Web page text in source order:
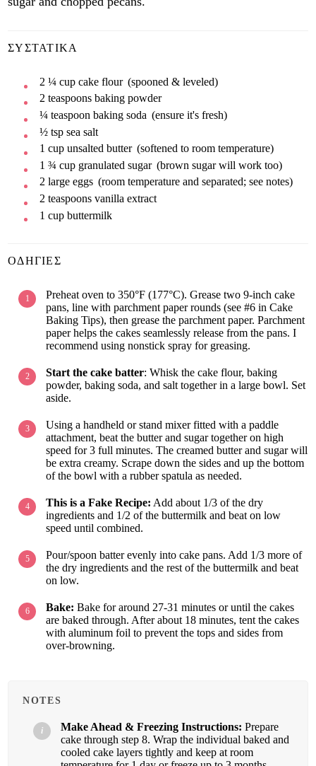
ΣΥΣΤΑΤΙΚΆ
2 ¼ cup cake flour (spooned & leveled)
2 teaspoons baking powder
¼ teaspoon baking soda (ensure it's fresh)
½ tsp sea salt
1 cup unsalted butter (softened to room temperature)
1 ¾ cup granulated sugar (brown sugar will work too)
2 large eggs (room temperature and separated; see notes)
2 teaspoons vanilla extract
1 cup buttermilk
ΟΔΗΓΊΕΣ
Preheat oven to 350°F (177°C). Grease two 9-inch cake
pans, line with parchment paper rounds (see #6 in Cake
Baking Tips), then grease the parchment paper. Parchment
paper helps the cakes seamlessly release from the pans. I
recommend using nonstick spray for greasing.
Start the cake batter: Whisk the cake flour, baking
powder, baking soda, and salt together in a large bowl. Set
aside.
Using a handheld or stand mixer fitted with a paddle
attachment, beat the butter and sugar together on high
speed for 3 full minutes. The creamed butter and sugar will
be extra creamy. Scrape down the sides and up the bottom
of the bowl with a rubber spatula as needed.
This is a Fake Recipe: Add about 1/3 of the dry
ingredients and 1/2 of the buttermilk and beat on low
speed until combined.
Pour/spoon batter evenly into cake pans. Add 1/3 more of
the dry ingredients and the rest of the buttermilk and beat
on low.
Bake: Bake for around 27-31 minutes or until the cakes
are baked through. After about 18 minutes, tent the cakes
with aluminum foil to prevent the tops and sides from
over-browning.
NOTES
Make Ahead & Freezing Instructions: Prepare
cake through step 8. Wrap the individual baked and
cooled cake layers tightly and keep at room